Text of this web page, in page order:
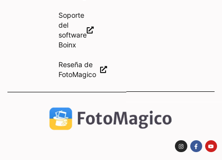
Soporte
del
software
Boinx
Reseña de
FotoMagico